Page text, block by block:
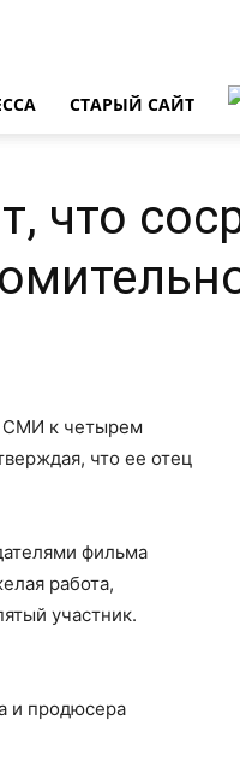
СТАРЫЙ САЙТ
что
СМИ к четырем
что ее отец
фильма
работа,
участник.
и продюсера